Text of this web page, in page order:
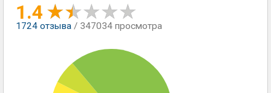
1.4
1724 отзыва / 347034 просмотра